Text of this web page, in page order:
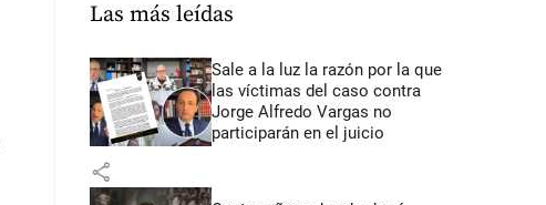
Las más leídas
Sale a la luz la razón por la que
las víctimas del caso contra
Jorge Alfredo Vargas no
participarán en el juicio
share